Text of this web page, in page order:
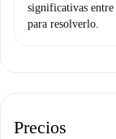
significativas
para resolverlo.
Precios